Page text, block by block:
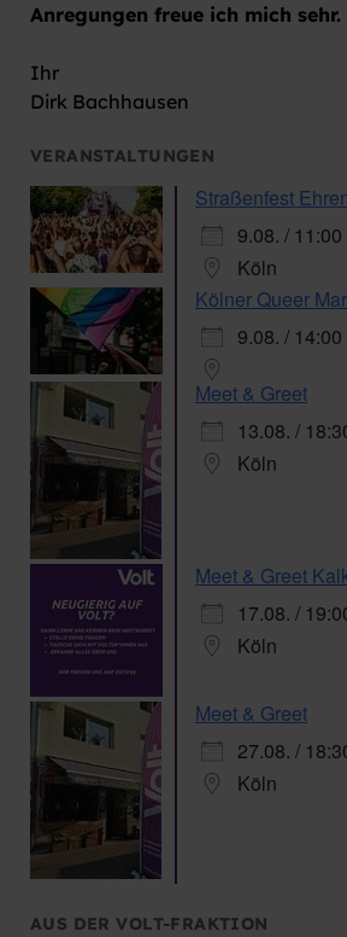
Anregungen freue ich mich sehr.
Ihr
Dirk Bachhausen
VERANSTALTUNGEN
Straßenfest
9.08. /
Köln
Kölner Queer
9.08. /
Meet & Greet
13.08. /
Köln
Meet & Greet
17.08. /
Köln
Meet & Greet
27.08. /
Köln
AUS DER VOLT-FRAKTION